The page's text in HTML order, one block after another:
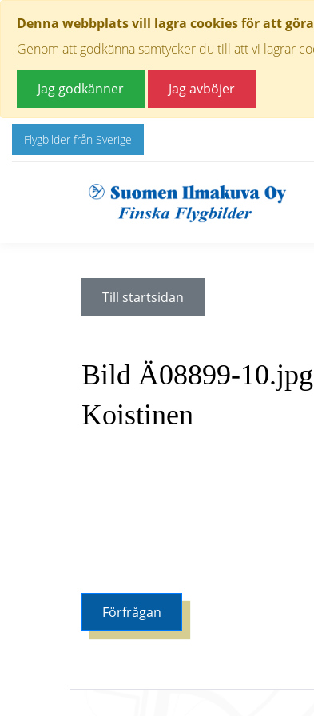
Denna webbplats vill lagra cookies för att
Genom att godkänna samtycker du till att vi lagrar
Jag godkänner Jag avböjer
Flygbilder från Sverige
Till startsidan
Bild Ä08899-
Koistinen
Förfrågan